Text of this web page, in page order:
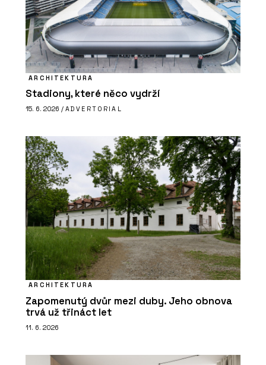
ARCHITEKTURA
Stadiony, které něco vydrží
15. 6. 2026 / ADVERTORIAL
ARCHITEKTURA
Zapomenutý dvůr mezi duby. Jeho obnova
trvá už třináct let
11. 6. 2026